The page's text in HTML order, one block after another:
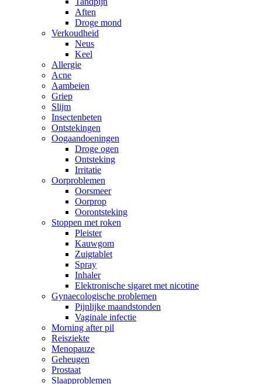
Aften
Droge mond
Verkoudheid
Neus
Keel
Allergie
Acne
Aambeien
Griep
Slijm
Insectenbeten
Ontstekingen
Oogaandoeningen
Droge ogen
Ontsteking
Irritatie
Oorproblemen
Oorsmeer
Oorprop
Oorontsteking
Stoppen met roken
Pleister
Kauwgom
Zuigtablet
Spray
Inhaler
Elektronische sigaret met nicotine
Gynaecologische problemen
Pijnlijke maandstonden
Vaginale infectie
Morning after pil
Reisziekte
Menopauze
Geheugen
Prostaat
Slaapproblemen